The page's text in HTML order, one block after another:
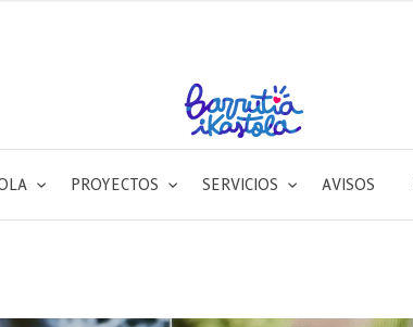
PROYECTOS SERVICIOS AVISOS